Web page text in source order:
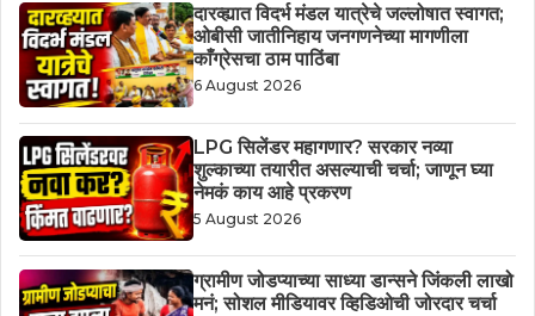
दारव्ह्यात विदर्भ मंडल यात्रेचे जल्लोषात स्वागत;
ओबीसी जातीनिहाय जनगणनेच्या मागणीला
काँग्रेसचा ठाम पाठिंबा
6 August 2026
LPG सिलेंडर महागणार? सरकार नव्या
शुल्काच्या तयारीत असल्याची चर्चा; जाणून घ्या
नेमकं काय आहे प्रकरण
5 August 2026
ग्रामीण जोडप्याच्या साध्या डान्सने जिंकली लाखो
मनं; सोशल मीडियावर व्हिडिओची जोरदार चर्चा